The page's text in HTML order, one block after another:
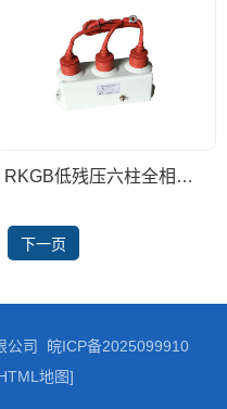
RKGB低残压六柱全相过电压保护器
下一页
公司 皖ICP备2025099910
地图]